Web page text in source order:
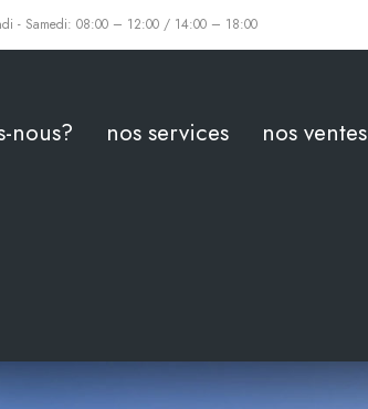
- Samedi: 08:00 – 12:00 / 14:00 – 18:00
nous? nos services nos ventes